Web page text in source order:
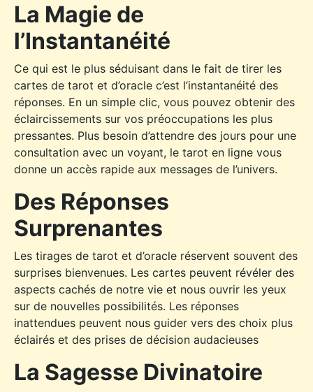
La Magie de
l’Instantanéité
Ce qui est le plus séduisant dans le fait de tirer les
cartes de tarot et d’oracle c’est l’instantanéité des
réponses. En un simple clic, vous pouvez obtenir des
éclaircissements sur vos préoccupations les plus
pressantes. Plus besoin d’attendre des jours pour une
consultation avec un voyant, le tarot en ligne vous
donne un accès rapide aux messages de l’univers.
Des Réponses
Surprenantes
Les tirages de tarot et d’oracle réservent souvent des
surprises bienvenues. Les cartes peuvent révéler des
aspects cachés de notre vie et nous ouvrir les yeux
sur de nouvelles possibilités. Les réponses
inattendues peuvent nous guider vers des choix plus
éclairés et des prises de décision audacieuses
La Sagesse Divinatoire